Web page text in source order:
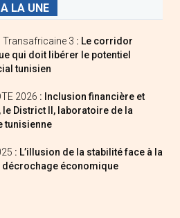
A LA UNE
Transafricaine 3 : Le corridor
qui doit libérer le potentiel
tunisien
2026 : Inclusion financière et
le District II, laboratoire de la
tunisienne
: L’illusion de la stabilité face à la
décrochage économique